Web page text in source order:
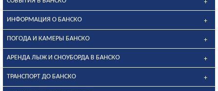
ИНФОРМАЦИЯ О БАНСКО
ПОГОДА И КАМЕРЫ БАНСКО
АРЕНДА ЛЫЖ И СНОУБОРДА В БАНСКО
ТРАНСПОРТ ДО БАНСКО